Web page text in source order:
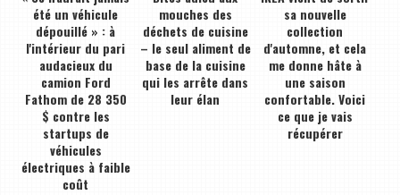
été un véhicule
dépouillé » : à
l'intérieur du pari
audacieux du
camion Ford
Fathom de 28 350
$ contre les
startups de
véhicules
électriques à faible
coût
mouches des
déchets de cuisine
– le seul aliment de
base de la cuisine
qui les arrête dans
leur élan
sa nouvelle
collection
d'automne, et cela
me donne hâte à
une saison
confortable. Voici
ce que je vais
récupérer